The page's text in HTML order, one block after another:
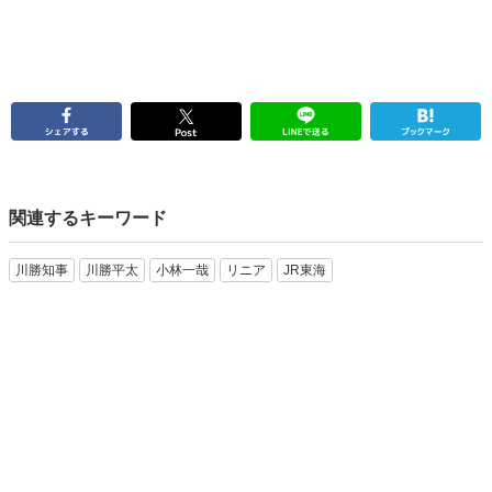
関連するキーワード
川勝知事 川勝平太 小林一哉 リニア JR東海